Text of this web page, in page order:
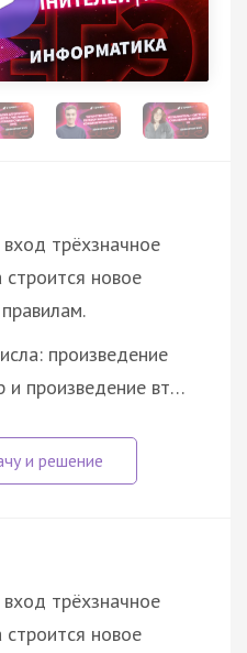
трёхзначное
строится новое
произведение
и произведение вт…
трёхзначное
строится новое